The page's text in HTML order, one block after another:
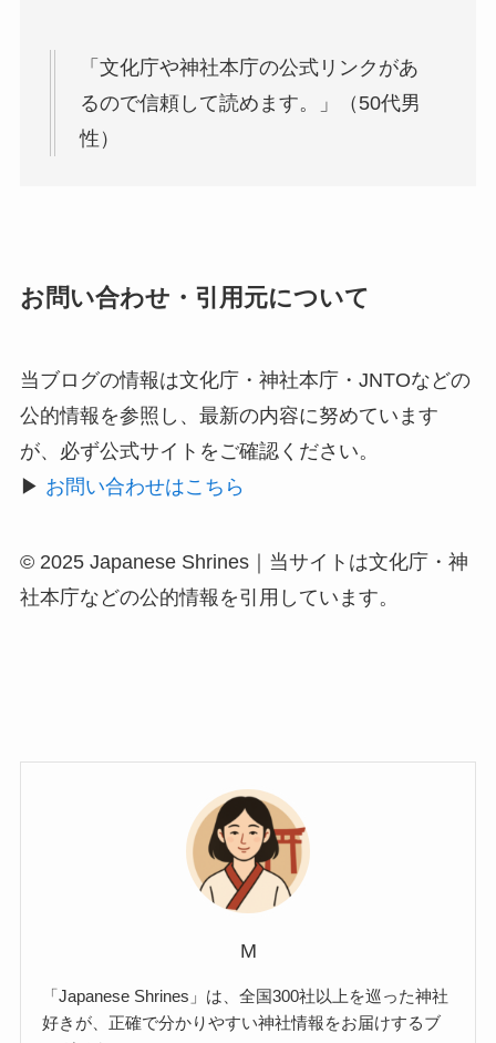
「文化庁や神社本庁の公式リンクがあ
るので信頼して読めます。」（50代男
性）
お問い合わせ・引用元について
当ブログの情報は文化庁・神社本庁・JNTOなどの
公的情報を参照し、最新の内容に努めています
が、必ず公式サイトをご確認ください。
▶ お問い合わせはこちら
© 2025 Japanese Shrines｜当サイトは文化庁・神
社本庁などの公的情報を引用しています。
M
「Japanese Shrines」は、全国300社以上を巡った神社
好きが、正確で分かりやすい神社情報をお届けするブ